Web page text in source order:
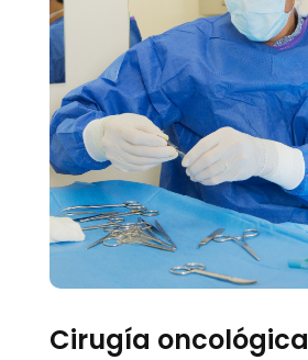
Cirugía oncológica